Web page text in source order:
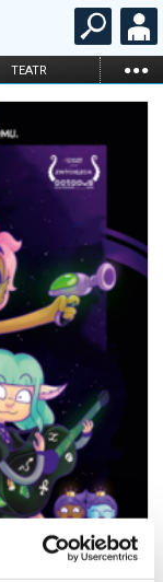
TEATR ...
KARNETY